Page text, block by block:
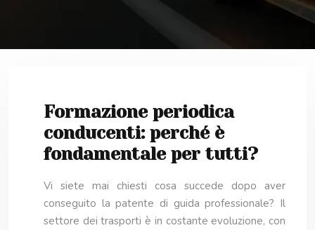
Formazione periodica
conducenti: perché è
fondamentale per tutti?
Vi siete mai chiesti cosa succede dopo aver
conseguito la patente di guida professionale? Il
settore dei trasporti è in costante evoluzione, con